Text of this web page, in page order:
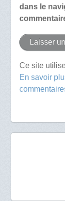
dans le
Ce site
En savoir